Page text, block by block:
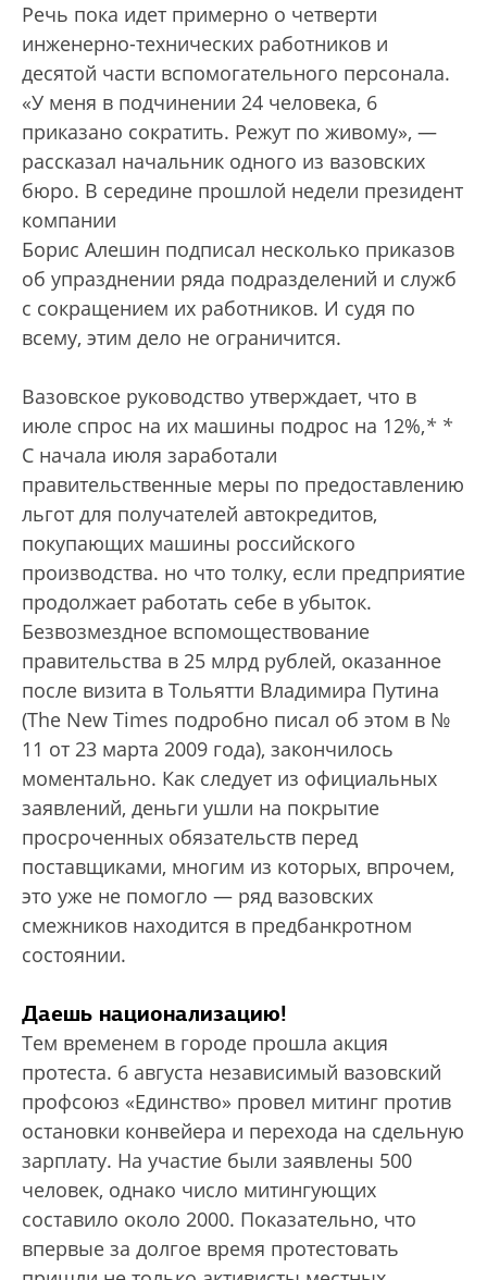
Речь пока идет примерно о четверти
инженерно-технических работников и
десятой части вспомогательного персонала.
«У меня в подчинении 24 человека, 6
приказано сократить. Режут по живому», —
рассказал начальник одного из вазовских
бюро. В середине прошлой недели президент
компании
Борис Алешин подписал несколько приказов
об упразднении ряда подразделений и служб
с сокращением их работников. И судя по
всему, этим дело не ограничится.
Вазовское руководство утверждает, что в
июле спрос на их машины подрос на 12%,* *
С начала июля заработали
правительственные меры по предоставлению
льгот для получателей автокредитов,
покупающих машины российского
производства. но что толку, если предприятие
продолжает работать себе в убыток.
Безвозмездное вспомоществование
правительства в 25 млрд рублей, оказанное
после визита в Тольятти Владимира Путина
(The New Times подробно писал об этом в №
11 от 23 марта 2009 года), закончилось
моментально. Как следует из официальных
заявлений, деньги ушли на покрытие
просроченных обязательств перед
поставщиками, многим из которых, впрочем,
это уже не помогло — ряд вазовских
смежников находится в предбанкротном
состоянии.
Даешь национализацию!
Тем временем в городе прошла акция
протеста. 6 августа независимый вазовский
профсоюз «Единство» провел митинг против
остановки конвейера и перехода на сдельную
зарплату. На участие были заявлены 500
человек, однако число митингующих
составило около 2000. Показательно, что
впервые за долгое время протестовать